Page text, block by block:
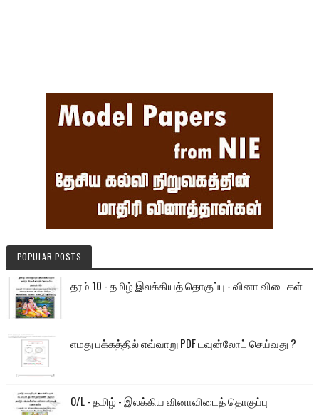
POPULAR POSTS
தரம் 10 - தமிழ் இலக்கியத் தொகுப்பு - வினா விடைகள்
எமது பக்கத்தில் எவ்வாறு PDF டவுன்லோட் செய்வது ?
O/L - தமிழ் - இலக்கிய வினாவிடைத் தொகுப்பு